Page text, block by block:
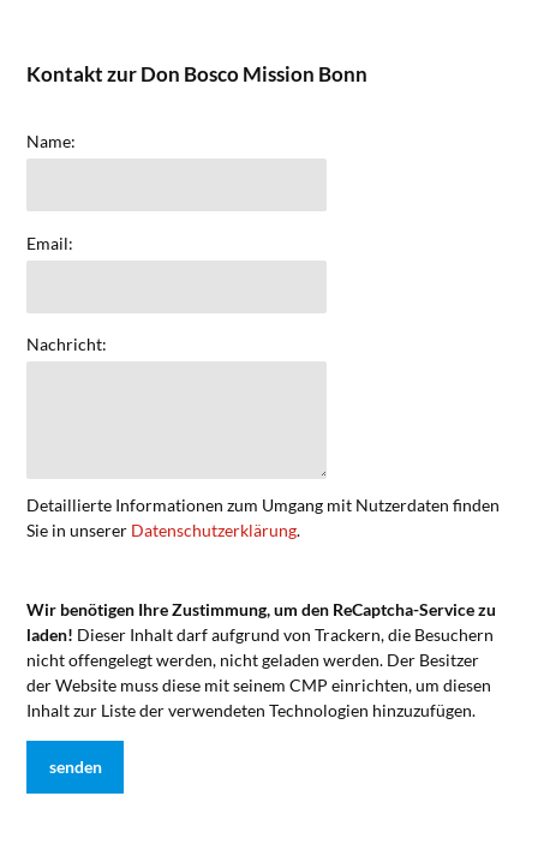
Kontakt zur Don Bosco Mission Bonn
Name:
Email:
Nachricht:
Detaillierte Informationen zum Umgang mit Nutzerdaten finden
Sie in unserer Datenschutzerklärung.
Wir benötigen Ihre Zustimmung, um den ReCaptcha-Service zu
laden! Dieser Inhalt darf aufgrund von Trackern, die Besuchern
nicht offengelegt werden, nicht geladen werden. Der Besitzer
der Website muss diese mit seinem CMP einrichten, um diesen
Inhalt zur Liste der verwendeten Technologien hinzuzufügen.